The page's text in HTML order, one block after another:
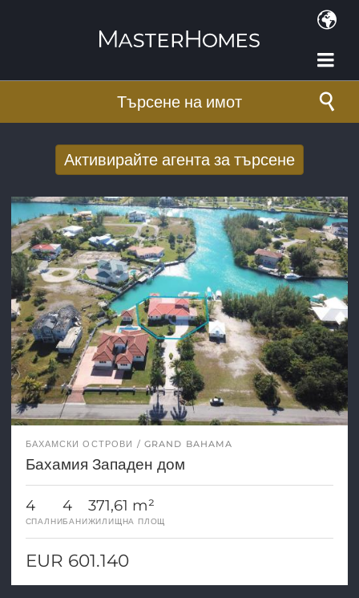
Търсене на имот
Активирайте агента за търсене
търсенето по имейл
E-mail адрес*
БАХАМСКИ ОСТРОВИ GRAND BAHAMA
Бахамия Западен дом
4
СПАЛНИ
4
БАНИ
371,61 m²
ЖИЛИЩНА ПЛОЩ
EUR 601.140